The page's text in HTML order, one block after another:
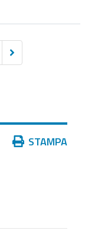
Successivi
5
STAMPA